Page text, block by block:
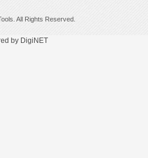
All Rights Reserved.
by DigiNET